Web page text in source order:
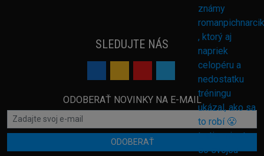
SLEDUJTE NÁS
ODOBERAŤ NOVINKY NA E-MAIL
ODOBERAŤ